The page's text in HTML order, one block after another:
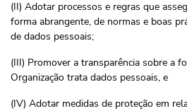
(II) Adotar processos e regras que
forma abrangente, de normas e boas
de dados pessoais;
(III) Promover a transparência sobre a
Organização trata dados pessoais, e
(IV) Adotar medidas de proteção em